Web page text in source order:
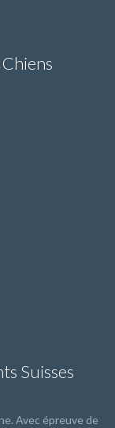
Suisses
Avec épreuve de